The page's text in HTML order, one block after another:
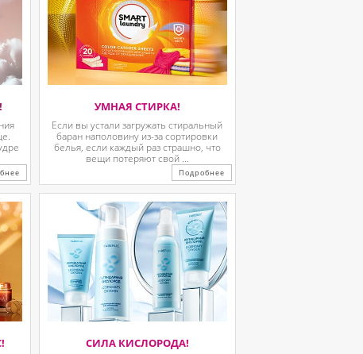
УМНАЯ СТИРКА!
Если вы устали загружать стиральный
баран наполовину из-за сортировки
белья, если каждый раз страшно, что
вещи потеряют свой ...
Подробнее
СИЛА КИСЛОРОДА!